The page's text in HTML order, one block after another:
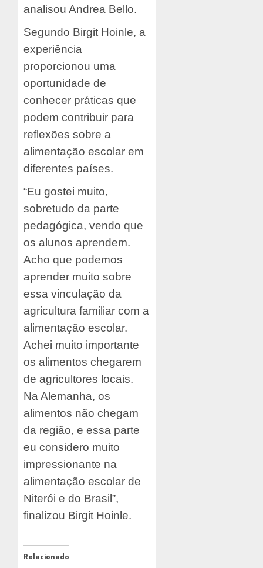
analisou Andrea Bello.
Segundo Birgit Hoinle, a
experiência
proporcionou uma
oportunidade de
conhecer práticas que
podem contribuir para
reflexões sobre a
alimentação escolar em
diferentes países.
“Eu gostei muito,
sobretudo da parte
pedagógica, vendo que
os alunos aprendem.
Acho que podemos
aprender muito sobre
essa vinculação da
agricultura familiar com a
alimentação escolar.
Achei muito importante
os alimentos chegarem
de agricultores locais.
Na Alemanha, os
alimentos não chegam
da região, e essa parte
eu considero muito
impressionante na
alimentação escolar de
Niterói e do Brasil”,
finalizou Birgit Hoinle.
Relacionado